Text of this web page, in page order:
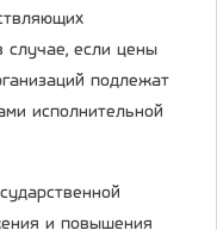
случае, если цены
подлежат
исполнительной
и повышения